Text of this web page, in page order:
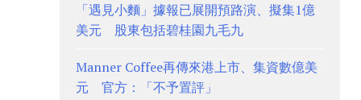
「遇見小麵」據報已展開預路演、擬集1億
美元 股東包括碧桂園九毛九
Manner Coffee再傳來港上市、集資數億美
元 官方：「不予置評」